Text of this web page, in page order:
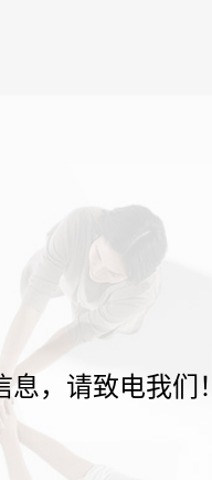
，请致电我们！